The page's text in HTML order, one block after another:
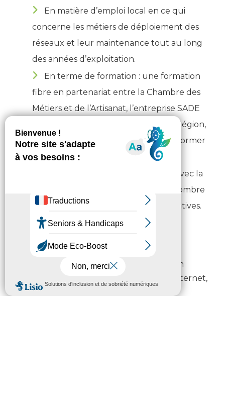
En matière d’emploi local en ce qui
concerne les métiers de déploiement des
réseaux et leur maintenance tout au long
des années d’exploitation.
En terme de formation : une formation
fibre en partenariat entre la Chambre des
Métiers et de l’Artisanat, l’entreprise SADE
Télécom, les services de l’Etat, de la Région,
du Département et d’Orange, pour former
des techniciens.
En développant la compétitivité avec la
transformation digitale d’un grand nombre
d’activités économiques et administratives.
En renforçant l’attractivité du
département.
Ce vaste chantier permettra d’apporter un
meilleur confort dans les connexions à l’internet,
tant pour les résidentiels que pour les